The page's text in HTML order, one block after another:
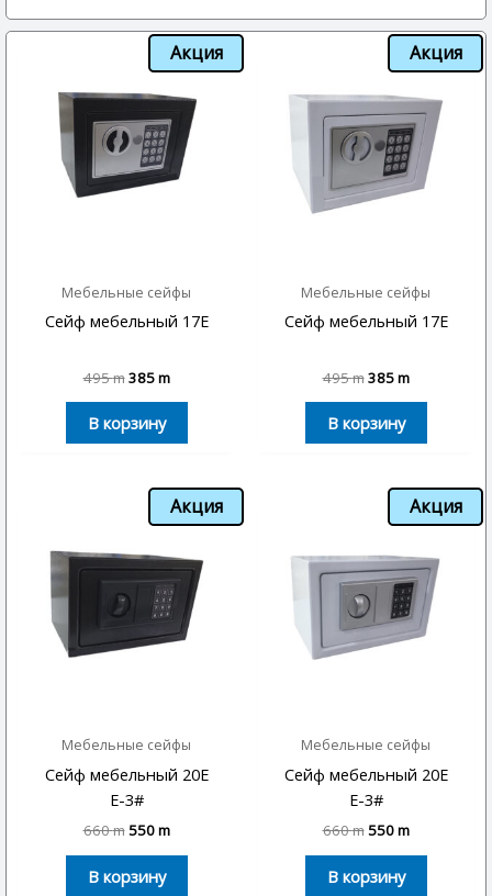
Акция
Мебельные сейфы
Сейф мебельный 17E
495m385m
В корзину
Акция
Мебельные сейфы
Сейф мебельный 17E
495m385m
В корзину
Акция
Мебельные сейфы
Сейф мебельный 20E
E-3#
660m550m
В корзину
Акция
Мебельные сейфы
Сейф мебельный 20E
E-3#
660m550m
В корзину